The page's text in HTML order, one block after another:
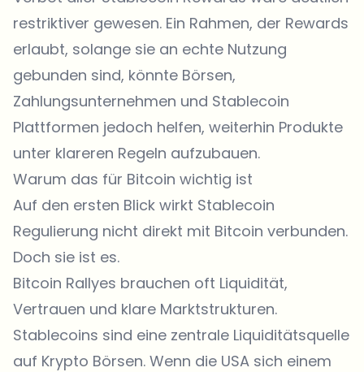
restriktiver gewesen. Ein Rahmen, der Rewards
erlaubt, solange sie an echte Nutzung
gebunden sind, könnte Börsen,
Zahlungsunternehmen und Stablecoin
Plattformen jedoch helfen, weiterhin Produkte
unter klareren Regeln aufzubauen.
Warum das für Bitcoin wichtig ist
Auf den ersten Blick wirkt Stablecoin
Regulierung nicht direkt mit Bitcoin verbunden.
Doch sie ist es.
Bitcoin Rallyes brauchen oft Liquidität,
Vertrauen und klare Marktstrukturen.
Stablecoins sind eine zentrale Liquiditätsquelle
auf Krypto Börsen. Wenn die USA sich einem